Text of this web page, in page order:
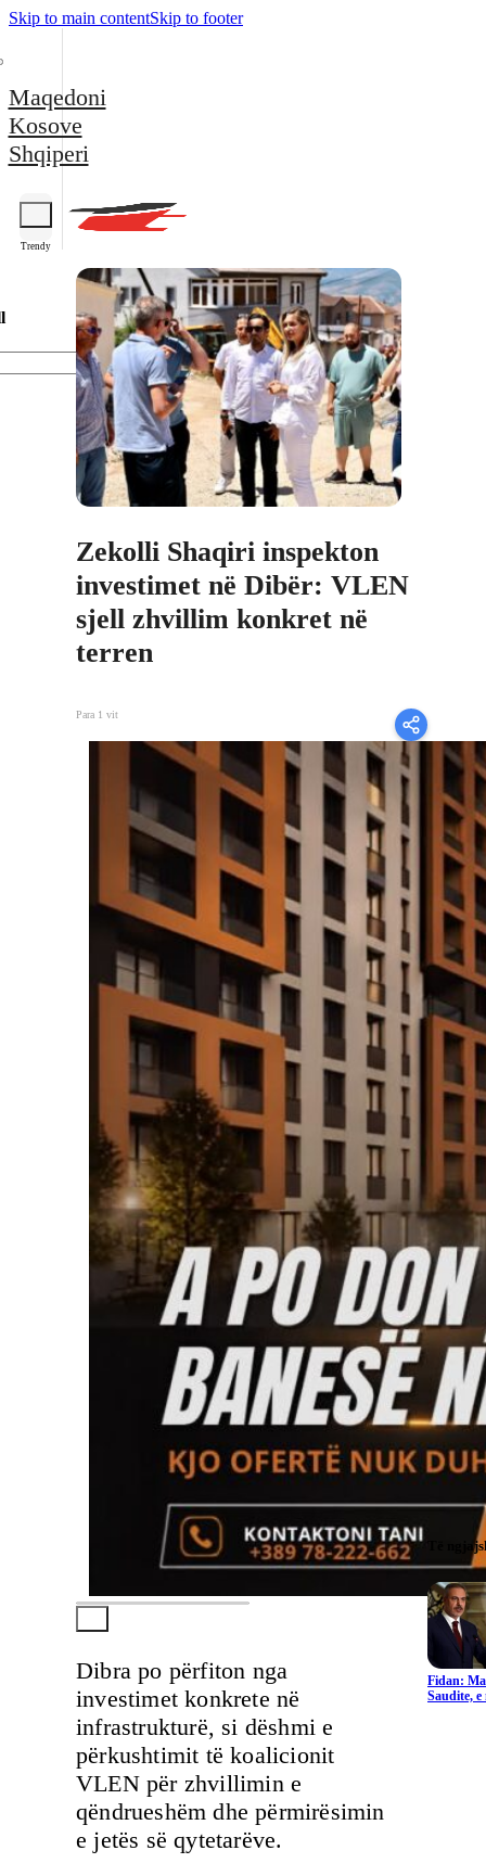
Skip to main contentSkip to footer
Maqedoni
Kosove
Shqiperi
Trendy
Zekolli Shaqiri inspekton
investimet në Dibër: VLEN
sjell zhvillim konkret në
terren
Para 1 vit
Dibra po përfiton nga
investimet konkrete në
infrastrukturë, si dëshmi e
përkushtimit të koalicionit
VLEN për zhvillimin e
qëndrueshëm dhe përmirësimin
e jetës së qytetarëve.
Të
Fidan:
Saudite,